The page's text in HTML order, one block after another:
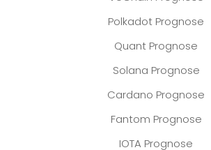
Polkadot Prognose
Quant Prognose
Solana Prognose
Cardano Prognose
Fantom Prognose
IOTA Prognose